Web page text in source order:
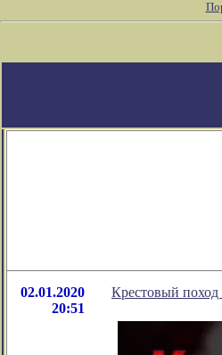
02.01.2020
20:51
Крестовый поход